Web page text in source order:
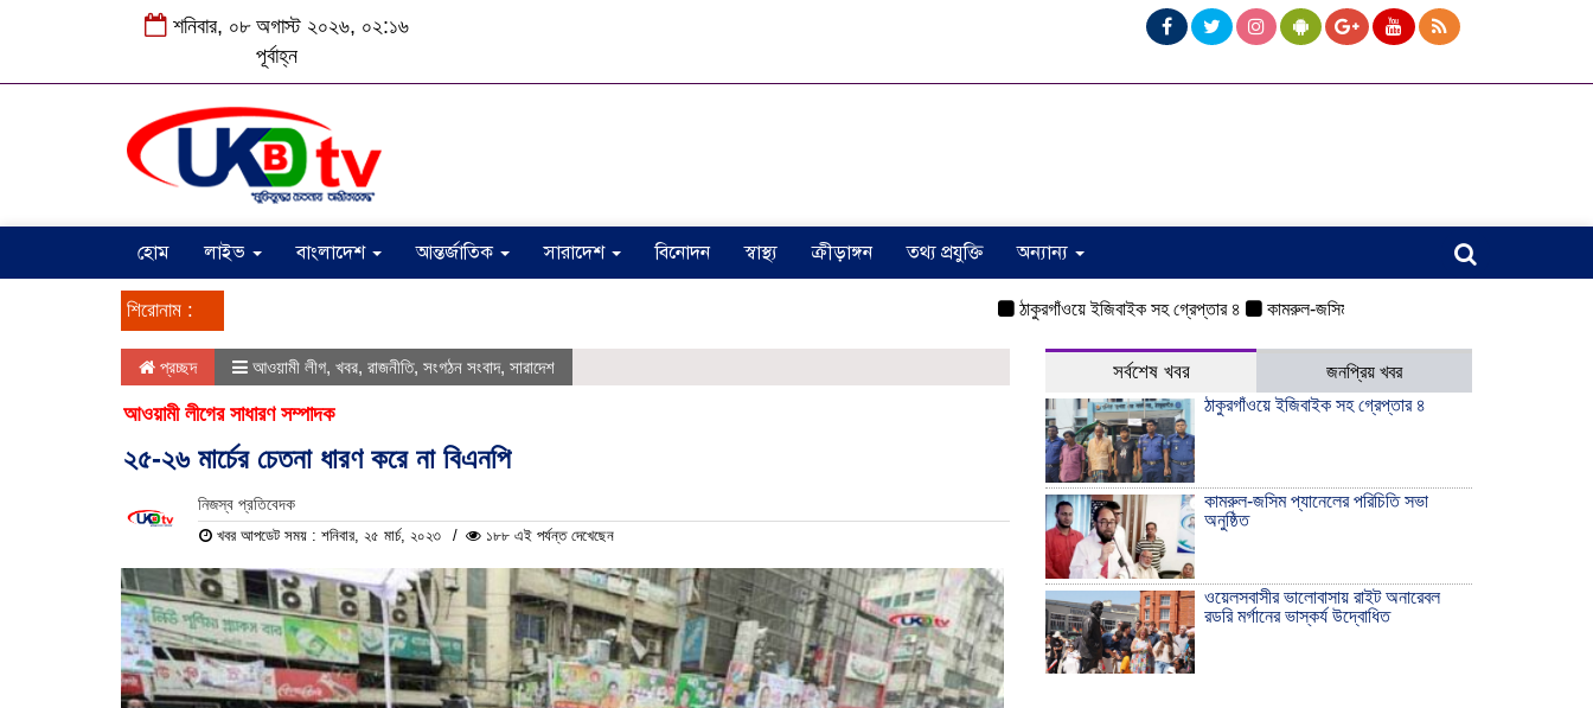
শনিবার, ০৮ অগাস্ট ২০২৬, ০২:১৬
পূর্বাহ্ন
হোম লাইভ বাংলাদেশ আন্তর্জাতিক সারাদেশ বিনোদন স্বাস্থ্য ক্রীড়াঙ্গন তথ্য প্রযুক্তি অন্যান্য
শিরোনাম : ঠাকুরগাঁওয়ে ইজিবাইক সহ গ্রেপ্তার ৪ কামরুল-জসিম প্যানেলের পরিচিতি সভা অনুষ্ঠিত
প্রচ্ছদ আওয়ামী লীগ, খবর, রাজনীতি, সংগঠন সংবাদ, সারাদেশ
আওয়ামী লীগের সাধারণ সম্পাদক
২৫-২৬ মার্চের চেতনা ধারণ করে না বিএনপি
নিজস্ব প্রতিবেদক
খবর আপডেট সময় : শনিবার, ২৫ মার্চ, ২০২৩ ১৮৮ এই পর্যন্ত দেখেছেন
সর্বশেষ খবর
জনপ্রিয় খবর
ঠাকুরগাঁওয়ে ইজিবাইক সহ গ্রেপ্তার ৪
কামরুল-জসিম প্যানেলের পরিচিতি সভা
অনুষ্ঠিত
ওয়েলসবাসীর ভালোবাসায় রাইট অনারেবল
রডরি মর্গানের ভাস্কর্য উদ্বোধিত